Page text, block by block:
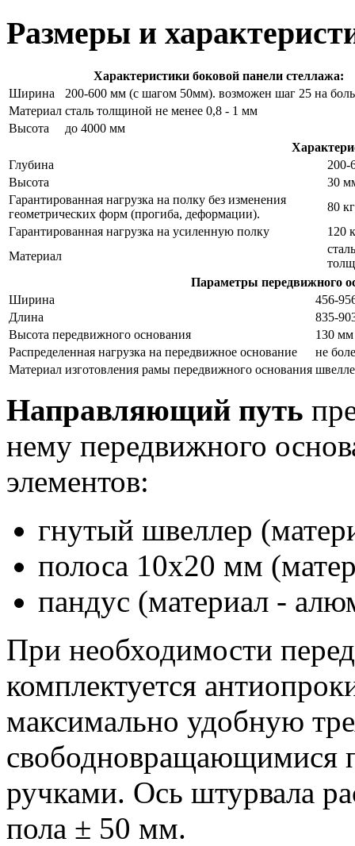
Размеры и
Характеристики боковой панели стеллажа:
Ширина
200-600 мм (с шагом 50мм). возможен шаг 25 на
Материал сталь толщиной не менее 0,8 - 1 мм
Высота
до 4000 мм
Глубина
200-
Высота
30
Гарантированная нагрузка на полку без изменения
геометрических форм (прогиба, деформации).
80 кг
Гарантированная нагрузка на усиленную полку
120
Материал
Параметры передвижного
Ширина
456-
Длина
835-
Высота передвижного основания
130 мм
Распределенная нагрузка на передвижное основание
не
Материал изготовления рамы передвижного основания
Направляющий путь
нему передвижного
элементов:
гнутый швеллер
полоса 10х20 мм
пандус (материал -
При необходимости
комплектуется
максимально удобную
свободновращающимися
ручками. Ось штурвала
пола ± 50 мм.